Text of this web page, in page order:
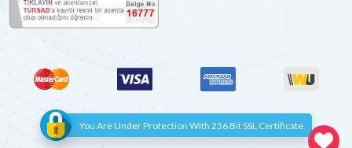
You Are Under Protection With 256 Bit SSL Certificate.